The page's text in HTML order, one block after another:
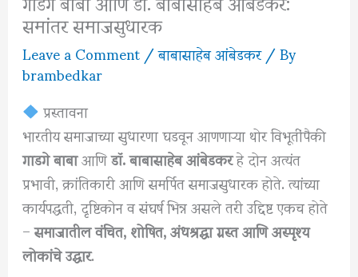
समांतर समाजसुधारक
Leave a Comment/बाबासाहेब आंबेडकर/ By
brambedkar
प्रस्तावना
भारतीय समाजाच्या सुधारणा घडवून आणणाऱ्या थोर विभूतींपैकी
गाडगे बाबाआणिडॉ. बाबासाहेब आंबेडकरहे दोन अत्यंत
प्रभावी, क्रांतिकारी आणि समर्पित समाजसुधारक होते. त्यांच्या
कार्यपद्धती, दृष्टिकोन व संघर्ष भिन्न असले तरी उद्दिष्ट एकच होते
–समाजातील वंचित, शोषित, अंधश्रद्धा ग्रस्त आणि अस्पृश्य
लोकांचे उद्धार.